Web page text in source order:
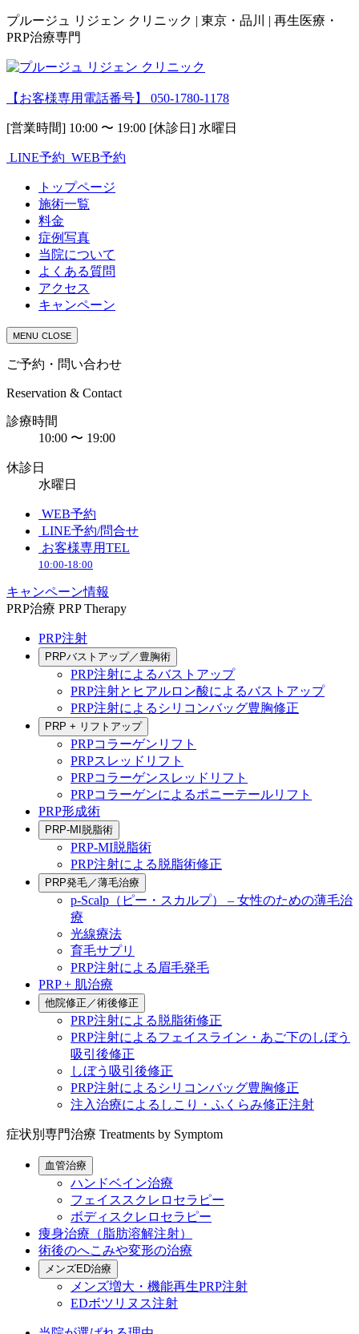
プルージュ リジェン クリニック | 東京・品川 | 再生医療・
PRP治療専門
【お客様専用電話番号】 050-1780-1178
[営業時間] 10:00 〜 19:00 [休診日] 水曜日
LINE予約 WEB予約
トップページ
施術一覧
料金
症例写真
当院について
よくある質問
アクセス
キャンペーン
MENU CLOSE
ご予約・問い合わせ
Reservation & Contact
診療時間
10:00 〜 19:00
休診日
水曜日
WEB予約
LINE予約/問合せ
お客様専用TEL
10:00-18:00
キャンペーン情報
PRP治療 PRP Therapy
PRP注射
PRPバストアップ／豊胸術
PRP注射によるバストアップ
PRP注射とヒアルロン酸によるバストアップ
PRP注射によるシリコンバッグ豊胸修正
PRP + リフトアップ
PRPコラーゲンリフト
PRPスレッドリフト
PRPコラーゲンスレッドリフト
PRPコラーゲンによるポニーテールリフト
PRP形成術
PRP-MI脱脂術
PRP-MI脱脂術
PRP注射による脱脂術修正
PRP発毛／薄毛治療
p-Scalp（ピー・スカルプ） – 女性のための薄毛治
療
光線療法
育毛サプリ
PRP注射による眉毛発毛
PRP + 肌治療
他院修正／術後修正
PRP注射による脱脂術修正
PRP注射によるフェイスライン・あご下のしぼう
吸引後修正
しぼう吸引後修正
PRP注射によるシリコンバッグ豊胸修正
注入治療によるしこり・ふくらみ修正注射
症状別専門治療 Treatments by Symptom
血管治療
ハンドベイン治療
フェイススクレロセラピー
ボディスクレロセラピー
痩身治療（脂肪溶解注射）
術後のへこみや変形の治療
メンズED治療
メンズ増大・機能再生PRP注射
EDボツリヌス注射